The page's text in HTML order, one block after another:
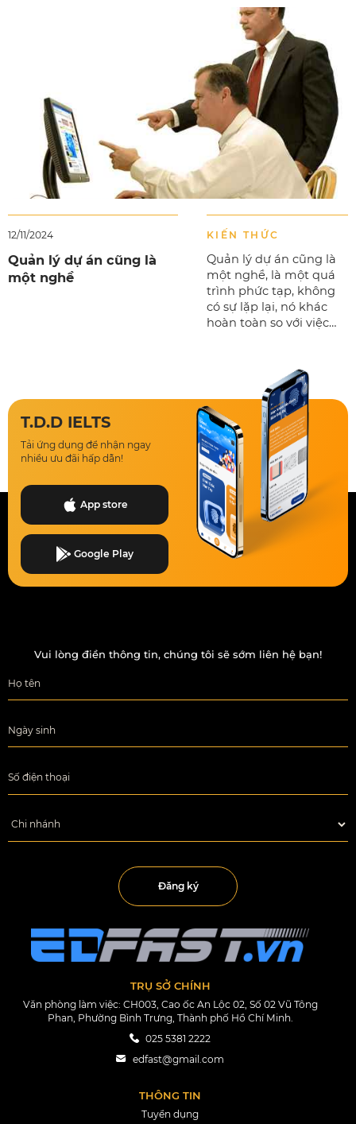
mặt tối, thức khuya dậy
sớm, nỗ lực làm việc
nhưn...
12/11/2024
Quản lý dự án cũng là
một nghề
KIẾN THỨC
Quản lý dự án cũng là
một nghề, là một quá
trình phức tạp, không
có sự lặp lại, nó khác
hoàn toàn so với việc
nhà hàng, một công ty
sản xuất hay một nhà
máy – bởi...
T.D.D IELTS
Tải ứng dụng để nhận ngay
nhiều ưu đãi hấp dẫn!
App store
Google Play
TRỤ SỞ CHÍNH
Văn phòng làm việc: CH003, Cao ốc An Lộc 02, Số 02 Vũ Tông
Phan, Phường Bình Trưng, Thành phố Hồ Chí Minh.
025 5381 2222
edfast@gmail.com
THÔNG TIN
Tuyển dụng
Vui lòng điền thông tin, chúng tôi sẽ sớm liên hệ bạn!
Đăng ký